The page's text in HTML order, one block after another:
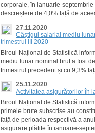
corporale, în ianuarie-
descreștere de 4,0% față de
27.11.2020
Câștigul salarial mediu
trimestrul III 2020
Biroul Național de Statistică
mediu lunar nominal brut a fost
trimestrul precedent și cu 9,3%
25.11.2020
Activitatea asigurătorilor în
Biroul Național de Statistică
primele brute subscrise au
faţă de perioada respectivă a
asigurare plătite în ianuarie-